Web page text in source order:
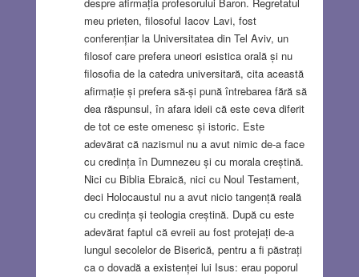
meu prieten, filosoful Iacov Lavi, fost
conferențiar la Universitatea din Tel Aviv, un
filosof care prefera uneori esistica orală și nu
filosofia de la catedra universitară, cita această
afirmație și prefera să-și pună întrebarea fără să
dea răspunsul, în afara ideii că este ceva diferit
de tot ce este omenesc și istoric. Este
adevărat că nazismul nu a avut nimic de-a face
cu credința în Dumnezeu și cu morala creștină.
Nici cu Biblia Ebraică, nici cu Noul Testament,
deci Holocaustul nu a avut nicio tangență reală
cu credința și teologia creștină. După cu este
adevărat faptul că evreii au fost protejați de-a
lungul secolelor de Biserică, pentru a fi păstrați
ca o dovadă a existenței lui Isus: erau poporul